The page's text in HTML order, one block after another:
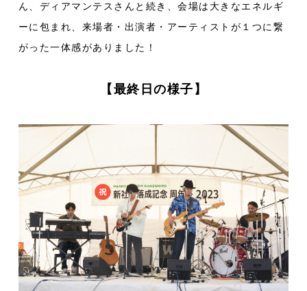
ん、ディアマンテスさんと続き、会場は大きなエネルギ
ーに包まれ、来場者・出演者・アーティストが１つに繋
がった一体感がありました！
【最終日の様子】